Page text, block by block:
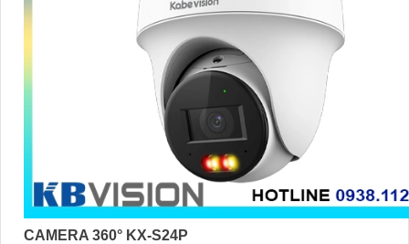
CAMERA 360° KX-S24P